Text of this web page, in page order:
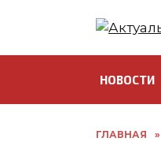
НОВОСТИ
ГЛАВНАЯ »